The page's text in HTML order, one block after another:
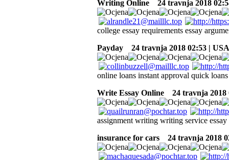
Writing Online
24 travnja 2018
college essay requirements essay
Payday
24 travnja 2018 02:53 | USA
online loans instant approval quick
Write Essay Online
24 travnja 2018
assignment writing writing service
insurance for cars
24 travnja 2018